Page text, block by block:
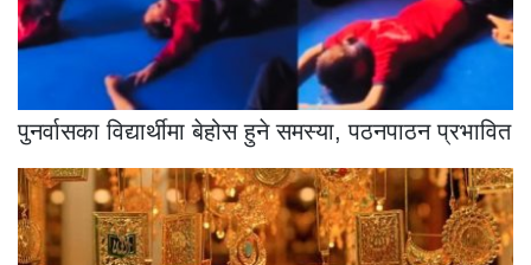
पुनर्वासका विद्यार्थीमा बेहोस हुने समस्या, पठनपाठन प्रभावित